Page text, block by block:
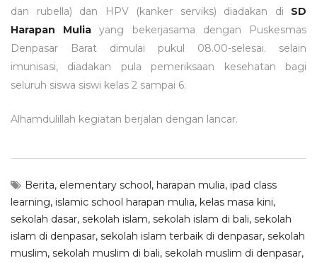
dan rubella) dan HPV (kanker serviks) diadakan di SD
Harapan Mulia yang bekerjasama dengan Puskesmas
Denpasar Barat dimulai pukul 08.00-selesai. selain
imunisasi, diadakan pula pemeriksaan kesehatan bagi
seluruh siswa siswi kelas 2 sampai 6.
Alhamdulillah kegiatan berjalan dengan lancar.
Berita, elementary school, harapan mulia, ipad class
learning, islamic school harapan mulia, kelas masa kini,
sekolah dasar, sekolah islam, sekolah islam di bali, sekolah
islam di denpasar, sekolah islam terbaik di denpasar, sekolah
muslim, sekolah muslim di bali, sekolah muslim di denpasar,